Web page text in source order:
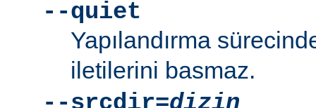
--quiet
Yapılandırma
iletilerini basmaz.